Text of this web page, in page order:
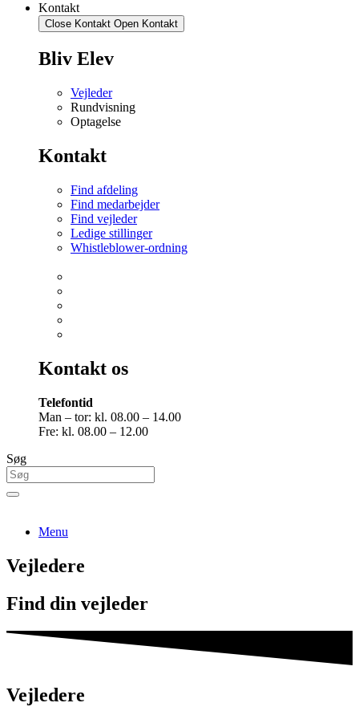
Kontakt
Close Kontakt Open Kontakt
Bliv Elev
Vejleder
Rundvisning
Optagelse
Kontakt
Find afdeling
Find medarbejder
Find vejleder
Ledige stillinger
Whistleblower-ordning
Kontakt os
Telefontid
Man – tor: kl. 08.00 – 14.00
Fre: kl. 08.00 – 12.00
Søg
Menu
Vejledere
Find din vejleder
Vejledere